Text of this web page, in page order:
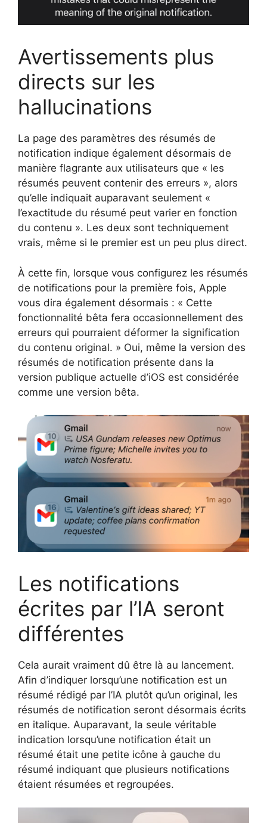
Avertissements plus
directs sur les
hallucinations
La page des paramètres des résumés de
notification indique également désormais de
manière flagrante aux utilisateurs que « les
résumés peuvent contenir des erreurs », alors
qu’elle indiquait auparavant seulement «
l’exactitude du résumé peut varier en fonction
du contenu ». Les deux sont techniquement
vrais, même si le premier est un peu plus direct.
À cette fin, lorsque vous configurez les résumés
de notifications pour la première fois, Apple
vous dira également désormais : « Cette
fonctionnalité bêta fera occasionnellement des
erreurs qui pourraient déformer la signification
du contenu original. » Oui, même la version des
résumés de notification présente dans la
version publique actuelle d’iOS est considérée
comme une version bêta.
Les notifications
écrites par l’IA seront
différentes
Cela aurait vraiment dû être là au lancement.
Afin d’indiquer lorsqu’une notification est un
résumé rédigé par l’IA plutôt qu’un original, les
résumés de notification seront désormais écrits
en italique. Auparavant, la seule véritable
indication lorsqu’une notification était un
résumé était une petite icône à gauche du
résumé indiquant que plusieurs notifications
étaient résumées et regroupées.